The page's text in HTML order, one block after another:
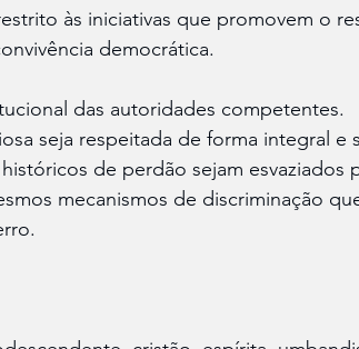
às iniciativas que promovem o
democrática.
das autoridades competentes.
seja respeitada de forma integral e
de perdão sejam esvaziados
mecanismos de discriminação